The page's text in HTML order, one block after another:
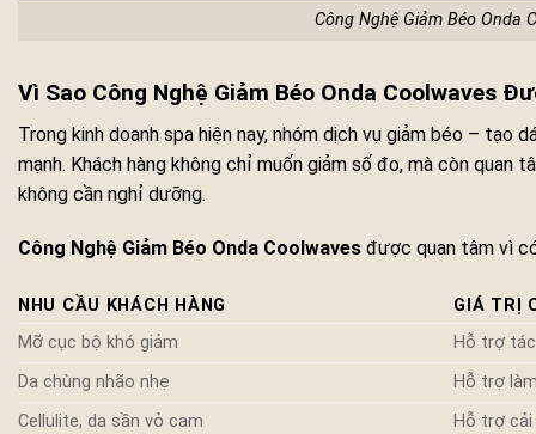
Công Nghệ Giảm Béo Onda
Vì Sao Công Nghệ Giảm Béo Onda Coolwaves
Trong kinh doanh spa hiện nay, nhóm dịch vụ giảm béo – tạo
mạnh. Khách hàng không chỉ muốn giảm số đo, mà còn quan
không cần nghỉ dưỡng.
Công Nghệ Giảm Béo Onda Coolwaves được quan tâm vì
NHU CẦU KHÁCH HÀNG
GIÁ TRỊ
Mỡ cục bộ khó giảm
Hỗ trợ
Da chùng nhão nhẹ
Hỗ trợ
Cellulite, da sần vỏ cam
Hỗ trợ